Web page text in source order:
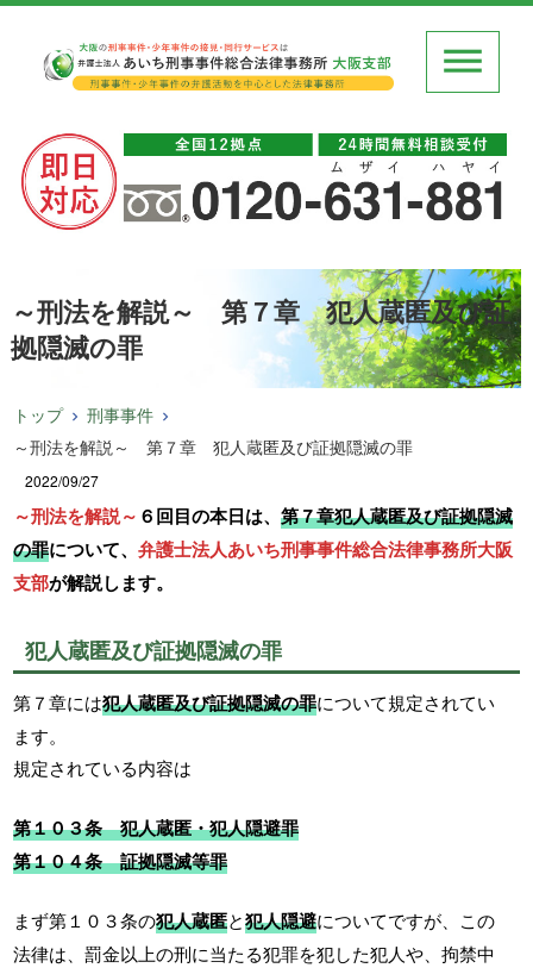
～刑法を解説～ 第７章 犯人蔵匿及び証
拠隠滅の罪
トップ
刑事事件
～刑法を解説～ 第７章 犯人蔵匿及び証拠隠滅の罪
2022/09/27
～刑法を解説～ ６回目の本日は、第７章犯人蔵匿及び証拠隠滅
の罪について、弁護士法人あいち刑事事件総合法律事務所大阪
支部が解説します。
犯人蔵匿及び証拠隠滅の罪
第７章には犯人蔵匿及び証拠隠滅の罪について規定されてい
ます。
規定されている内容は
第１０３条 犯人蔵匿・犯人隠避罪
第１０４条 証拠隠滅等罪
まず第１０３条の犯人蔵匿と犯人隠避についてですが、この
法律は、罰金以上の刑に当たる犯罪を犯した犯人や、拘禁中